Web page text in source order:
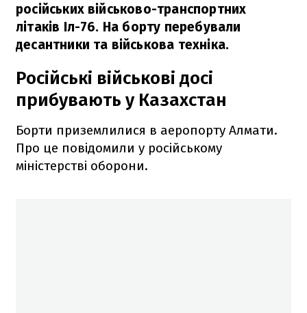
російських військово-транспортних
літаків Іл-76. На борту перебували
десантники та військова техніка.
Російські військові досі
прибувають у Казахстан
Борти приземлилися в аеропорту Алмати.
Про це повідомили у російському
міністерстві оборони.